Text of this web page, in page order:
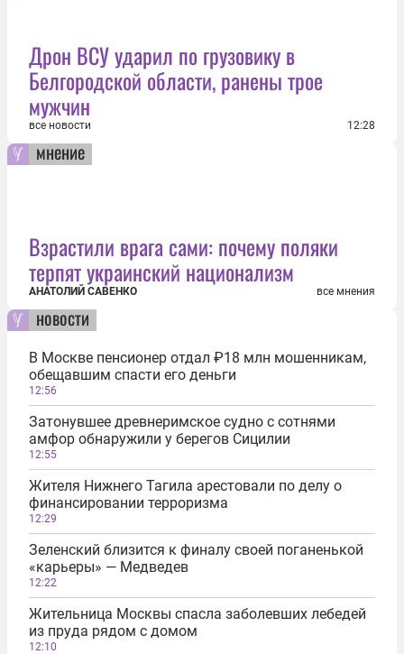
Дрон ВСУ ударил по грузовику в
Белгородской области, ранены трое
мужчин
все новости 12:28
мнение
Взрастили врага сами: почему поляки
терпят украинский национализм
АНАТОЛИЙ САВЕНКО все мнения
новости
В Москве пенсионер отдал ₽18 млн мошенникам,
обещавшим спасти его деньги
12:56
Затонувшее древнеримское судно с сотнями
амфор обнаружили у берегов Сицилии
12:55
Жителя Нижнего Тагила арестовали по делу о
финансировании терроризма
12:29
Зеленский близится к финалу своей поганенькой
«карьеры» — Медведев
12:22
Жительница Москвы спасла заболевших лебедей
из пруда рядом с домом
12:10